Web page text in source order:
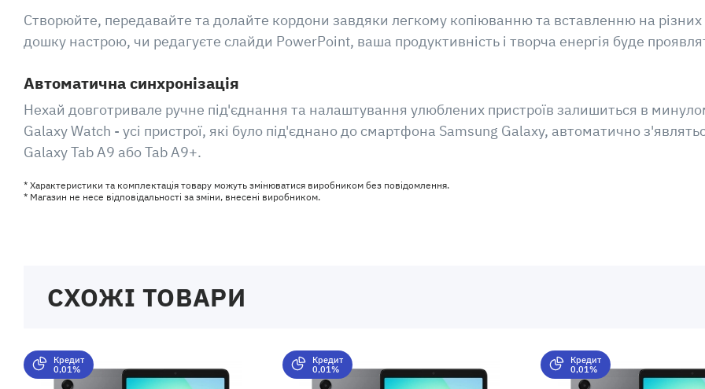
Створюйте, передавайте та долайте кордони завдяки легкому копіюванню та вставленню на
дошку настрою, чи редагуєте слайди PowerPoint, ваша продуктивність і творча енергія буде
Автоматична синхронізація
Нехай довготривале ручне під'єднання та налаштування улюблених пристроїв залишиться в
Galaxy Watch - усі пристрої, які було під'єднано до смартфона Samsung Galaxy, автоматично
Galaxy Tab A9 або Tab A9+.
* Характеристики та комплектація товару можуть змінюватися виробником без повідомлення.
* Магазин не несе відповідальності за зміни, внесені виробником.
СХОЖІ ТОВАРИ
Кредит
0,01%
Кредит
0,01%
Кредит
0,01%